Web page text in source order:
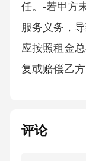
任。-若甲方
服务义务，
应按照租金
复或赔偿乙
金。如因甲
评论